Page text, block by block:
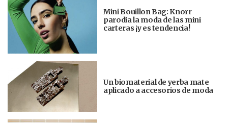
Mini Bouillon Bag: Knorr
parodia la moda de las mini
carteras ¡y es tendencia!
Un biomaterial de yerba mate
aplicado a accesorios de moda